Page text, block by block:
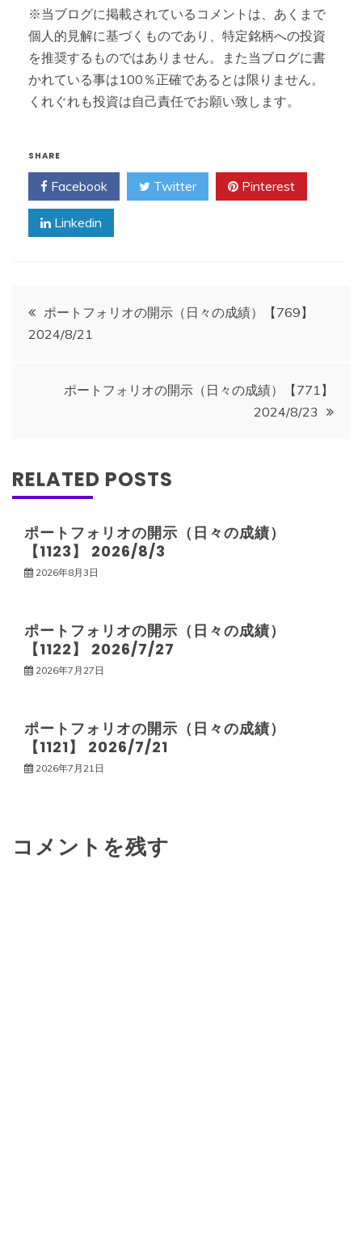
※当ブログに掲載されているコメントは、あくまで
個人的見解に基づくものであり、特定銘柄への投資
を推奨するものではありません。また当ブログに書
かれている事は100％正確であるとは限りません。
くれぐれも投資は自己責任でお願い致します。
SHARE
Facebook Twitter Pinterest
Linkedin
投
稿
ゲ
ー
シ
ン
ポートフォリオの開示（日々の成績）【769】
2024/8/21
ポートフォリオの開示（日々の成績）【771】
2024/8/23
RELATED POSTS
ポートフォリオの開示（日々の成績）
【1123】 2026/8/3
2026年8月3日
ポートフォリオの開示（日々の成績）
【1122】 2026/7/27
2026年7月27日
ポートフォリオの開示（日々の成績）
【1121】 2026/7/21
2026年7月21日
コメントを残す